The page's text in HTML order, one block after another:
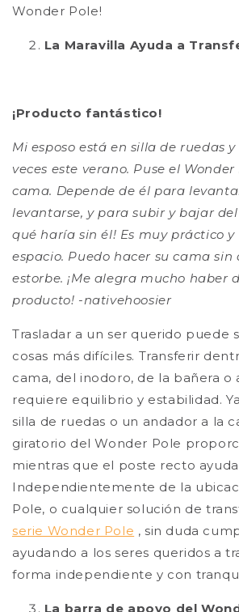
Wonder Pole!
La Maravilla Ayuda a
¡Producto fantástico!
Mi esposo está en silla de ruedas
veces este verano. Puse el
cama. Depende de él para
levantarse, y para subir y bajar del
qué haría sin él! Es muy práctico y
espacio. Puedo hacer su cama sin
estorbe. ¡Me alegra mucho haber
producto! -nativehoosier
Trasladar a un ser querido puede
cosas más difíciles. Transferir
cama, del inodoro, de la bañera o
requiere equilibrio y estabilidad.
silla de ruedas o un andador a la
giratorio del Wonder Pole
mientras que el poste recto
Independientemente de la
Pole, o cualquier solución de
serie Wonder Pole , sin duda
ayudando a los seres queridos a
forma independiente y con
La barra de apoyo del